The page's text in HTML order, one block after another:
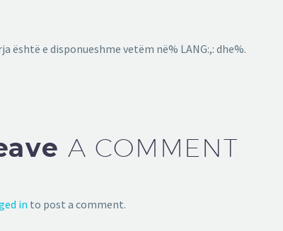
është e disponueshme vetëm në% LANG:,: dhe%.
A COMMENT
in to post a comment.